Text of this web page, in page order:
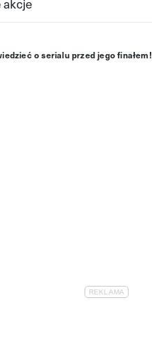
o serialu przed jego finałem!